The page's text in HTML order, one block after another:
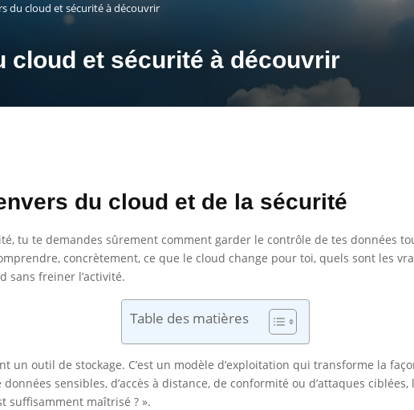
du cloud et sécurité à découvrir
cloud et sécurité à découvrir
du cloud et de la sécurité
tu te demandes sûrement comment garder le contrôle de tes données
concrètement, ce que le cloud change pour toi, quels sont les
sans freiner l’activité.
Table des matières
un outil de stockage. C’est un modèle d’exploitation qui transforme la
sensibles, d’accès à distance, de conformité ou d’attaques
suffisamment maîtrisé ? ».